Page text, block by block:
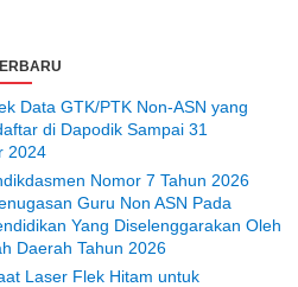
Data GTK/PTK Non-ASN yang
di Dapodik Sampai 31
2024
Nomor 7 Tahun 2026
Guru Non ASN Pada
Yang Diselenggarakan Oleh
Daerah Tahun 2026
Laser Flek Hitam untuk